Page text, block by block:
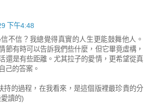
下午4:48
不信？我總覺得真實的人生更能鼓舞他人。
節有時可以告訴我們些什麼，但它畢竟虛構，
還是有些距離。尤其拉子的愛情，更希望從真
己的答案。
持的過程，在我看來，是這個版裡最珍貴的分
讀的)